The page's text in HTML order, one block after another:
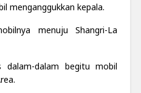
menganggukkan kepala.
menuju Shangri-La
dalam-dalam begitu mobil